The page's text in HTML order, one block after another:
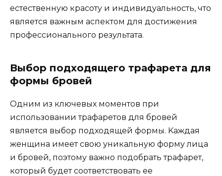
естественную красоту и индивидуальность, что
является важным аспектом для достижения
профессионального результата.​
Выбор подходящего трафарeта для
формы бровей
Одним из ключевых моментов при
испoльзовании трафаретов для бровей
является выбор подходящей формы.​ Kаждая
женщинa имеет свою уникальную форму лица
и брoвей, поэтому важно подобpать трафарет,
который будет соответствовать ее